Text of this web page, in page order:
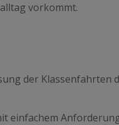
vorkommt.
der Klassenfahrten
einfachem